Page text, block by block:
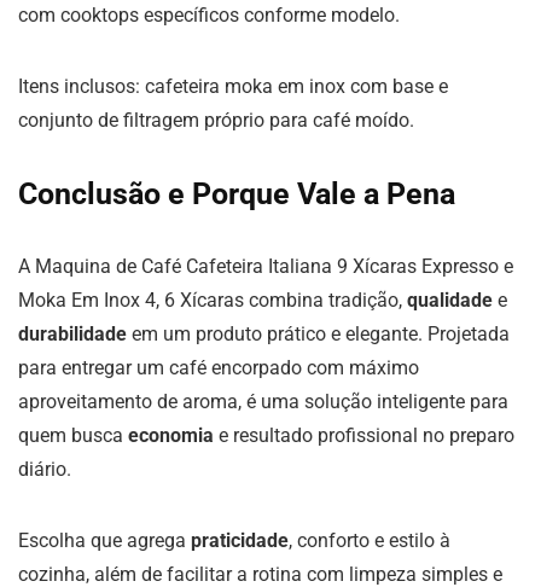
com cooktops específicos conforme modelo.
Itens inclusos: cafeteira moka em inox com base e
conjunto de filtragem próprio para café moído.
Conclusão e Porque Vale a Pena
A Maquina de Café Cafeteira Italiana 9 Xícaras Expresso e
Moka Em Inox 4, 6 Xícaras combina tradição, qualidade e
durabilidade em um produto prático e elegante. Projetada
para entregar um café encorpado com máximo
aproveitamento de aroma, é uma solução inteligente para
quem busca economia e resultado profissional no preparo
diário.
Escolha que agrega praticidade, conforto e estilo à
cozinha, além de facilitar a rotina com limpeza simples e